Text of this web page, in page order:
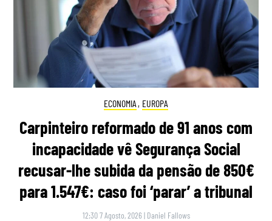
ECONOMIA , EUROPA
Carpinteiro reformado de 91 anos com
incapacidade vê Segurança Social
recusar-lhe subida da pensão de 850€
para 1.547€: caso foi ‘parar’ a tribunal
12:30 7 Agosto, 2026 | Daniel Fallows